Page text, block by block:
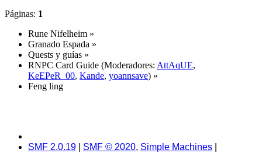
Páginas: 1
Rune Nifelheim »
Granado Espada »
Quests y guías »
RNPC Card Guide (Moderadores: AttAqUE,
KeEPeR_00, Kande, yoannsave) »
Feng ling
SMF 2.0.19 SMF © 2020, Simple Machines